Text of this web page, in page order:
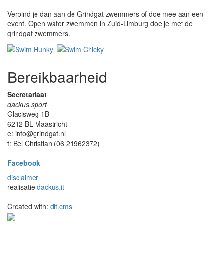
Verbind je dan aan de Grindgat zwemmers of doe mee aan een
event. Open water zwemmen in Zuid-Limburg doe je met de
grindgat zwemmers.
Bereikbaarheid
Secretariaat
dackus.sport
Glacisweg 1B
6212 BL Maastricht
e: info@grindgat.nl
t: Bel Christian (06 21962372)
Facebook
disclaimer
realisatie dackus.it
Created with: dit.cms